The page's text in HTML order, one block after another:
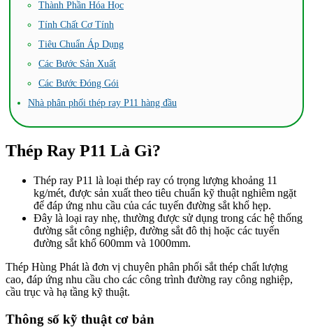
Thành Phần Hóa Học
Tính Chất Cơ Tính
Tiêu Chuẩn Áp Dụng
Các Bước Sản Xuất
Các Bước Đóng Gói
Nhà phân phối thép ray P11 hàng đầu
Thép Ray P11 Là Gì?
Thép ray P11 là loại thép ray có trọng lượng khoảng 11
kg/mét, được sản xuất theo tiêu chuẩn kỹ thuật nghiêm ngặt
để đáp ứng nhu cầu của các tuyến đường sắt khổ hẹp.
Đây là loại ray nhẹ, thường được sử dụng trong các hệ thống
đường sắt công nghiệp, đường sắt đô thị hoặc các tuyến
đường sắt khổ 600mm và 1000mm.
Thép Hùng Phát là đơn vị chuyên phân phối sắt thép chất lượng
cao, đáp ứng nhu cầu cho các công trình đường ray công nghiệp,
cầu trục và hạ tầng kỹ thuật.
Thông số kỹ thuật cơ bản